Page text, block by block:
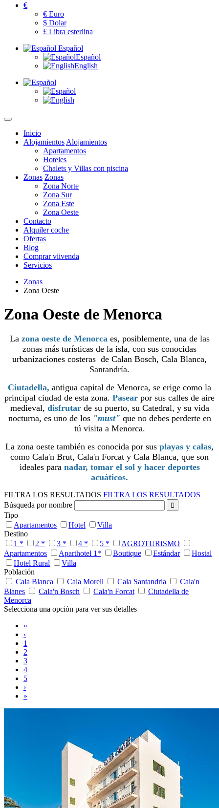
€
€ Euro
$ Dolar
£ Libra esterlina
Español
Español
English
Inicio
Alojamientos Alojamientos
Apartamentos
Hoteles
Chalets y Villas con piscina
Zonas Zonas
Zona Norte
Zona Sur
Zona Este
Zona Oeste
Contacto
Alquiler coche
Ofertas
Blog
Comprar viivenda
Servicios
Zonas
Zona Oeste
Zona Oeste de Menorca
Lazona oeste de Menorcaes, posiblemente, una de las
zonas más turísticas de la isla, con sus conocidas
urbanizaciones costeras de Calan Bosch, Cala Blanca,
Santandría.
Ciutadella, antigua capital de Menorca, se erige como la
principal ciudad de esta zona. Pasear por sus calles de aire
medieval, disfrutarde su puerto, su Catedral, y su vida
nocturna, es uno de los "must" que no debes perderte en
tú visita a Menorca.
La zona oeste también es conocida por sus playas y calas,
como Cala'n Brut, Cala'n Forcat y Cala Blanca, que son
ideales para nadar, tomar el sol y hacer deportes
acuáticos.
FILTRA LOS RESULTADOS FILTRA LOS RESULTADOS
Búsqueda por nombre
Tipo
Apartamentos
Hotel
Villa
Destino
1 *
2 * 3 * 4 * 5 *
AGROTURISMO
Apartamentos
Aparthotel 1* Boutique Estándar
Hostal
Hotel Rural
Villa
Población
Cala Blanca
Cala Morell Cala Santandria
Cala'n
Blanes
Cala'n Bosch Cala'n Forcat
Ciutadella de
Menorca
Selecciona una opción para ver sus detalles
«
‹
1
2
3
4
5
›
»